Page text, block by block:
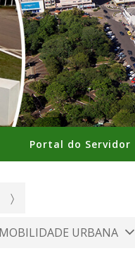
Portal do Servidor
URBANA